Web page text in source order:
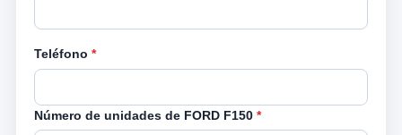
Teléfono *
Número de unidades de FORD F150 *